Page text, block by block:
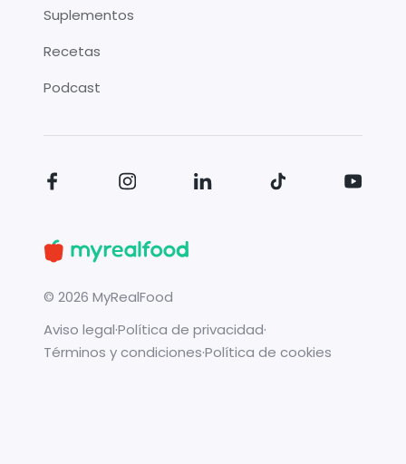
Suplementos
Recetas
Podcast
© 2026 MyRealFood
Aviso legal·Política de privacidad·
Términos y condiciones·Política de cookies